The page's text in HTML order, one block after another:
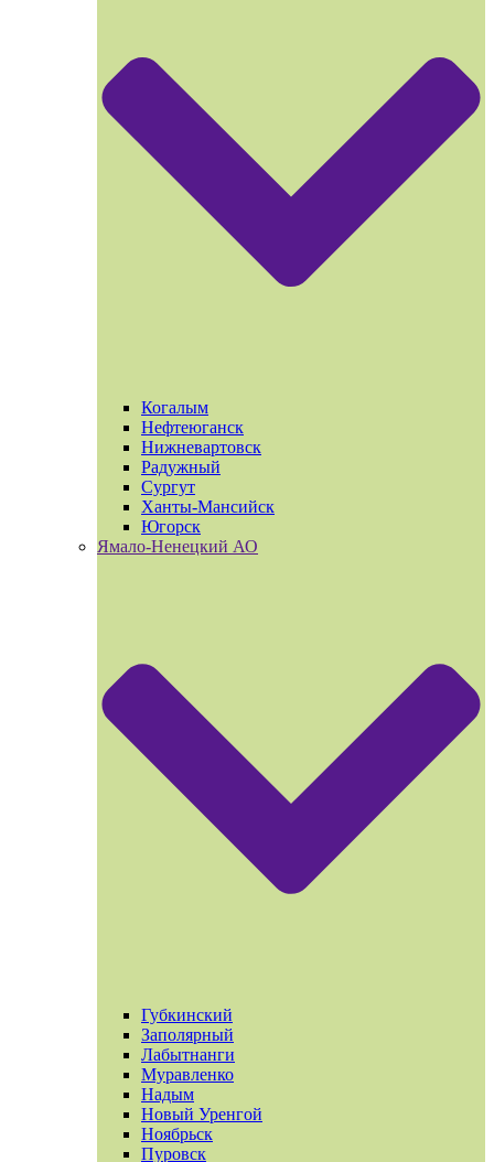
Когалым
Нефтеюганск
Нижневартовск
Радужный
Сургут
Ханты-Мансийск
Югорск
Ямало-Ненецкий АО
Губкинский
Заполярный
Лабытнанги
Муравленко
Надым
Новый Уренгой
Ноябрьск
Пуровск